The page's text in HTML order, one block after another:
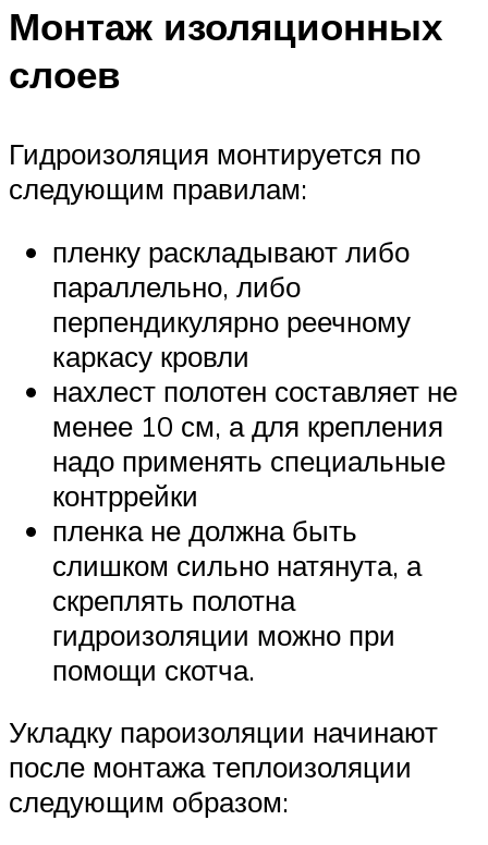
Монтаж изоляционных
слоев
Гидроизоляция монтируется по
следующим правилам:
пленку раскладывают либо
параллельно, либо
перпендикулярно реечному
каркасу кровли
нахлест полотен составляет не
менее 10 см, а для крепления
надо применять специальные
контррейки
пленка не должна быть
слишком сильно натянута, а
скреплять полотна
гидроизоляции можно при
помощи скотча.
Укладку пароизоляции начинают
после монтажа теплоизоляции
следующим образом: